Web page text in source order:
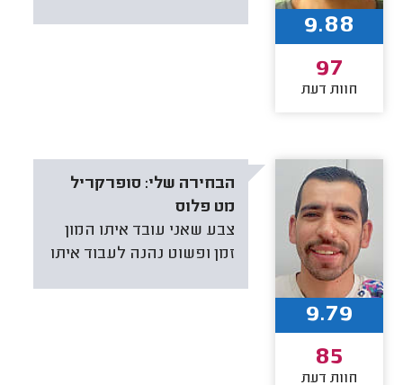
9.88
97
חוות דעת
הבחירה שלי: סופרקריל
מט פלוס
צבע שאני עובד איתו המון
זמן ופשוט נהנה לעבוד איתו
9.79
85
חוות דעת